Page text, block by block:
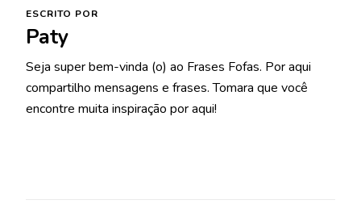
ESCRITO POR
Paty
Seja super bem-vinda (o) ao Frases Fofas. Por aqui
compartilho mensagens e frases. Tomara que você
encontre muita inspiração por aqui!